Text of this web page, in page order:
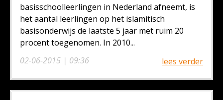
02-06-2015 | 09:36
basisschoolleerlingen in Nederland afneemt, is
het aantal leerlingen op het islamitisch
basisonderwijs de laatste 5 jaar met ruim 20
procent toegenomen. In 2010...
lees verder